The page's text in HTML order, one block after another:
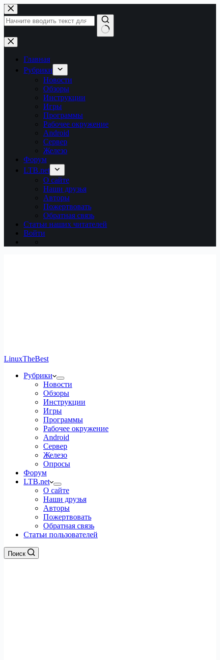
Перейти
к
сути
Ничего
не
найденоГлавная
Рубрики
Новости
Обзоры
Инструкции
Игры
Программы
Рабочее окружение
Android
Сервер
Железо
Форум
LTB.net
О сайте
Наши друзья
Авторы
Пожертвовать
Обратная связь
Статьи наших читателей
Войти
LinuxTheBest
Рубрики
Новости
Обзоры
Инструкции
Игры
Программы
Рабочее окружение
Android
Сервер
Железо
Опросы
Форум
LTB.net
О сайте
Наши друзья
Авторы
Пожертвовать
Обратная связь
Статьи пользователей
Поиск